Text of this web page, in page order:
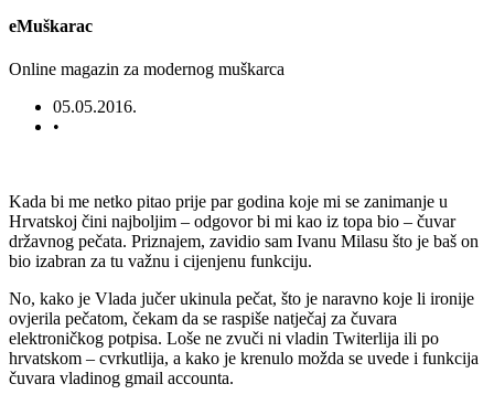
eMuškarac
Online magazin za modernog muškarca
05.05.2016.
•
Kada bi me netko pitao prije par godina koje mi se zanimanje u
Hrvatskoj čini najboljim – odgovor bi mi kao iz topa bio – čuvar
državnog pečata. Priznajem, zavidio sam Ivanu Milasu što je baš on
bio izabran za tu važnu i cijenjenu funkciju.
No, kako je Vlada jučer ukinula pečat, što je naravno koje li ironije
ovjerila pečatom, čekam da se raspiše natječaj za čuvara
elektroničkog potpisa. Loše ne zvuči ni vladin Twiterlija ili po
hrvatskom – cvrkutlija, a kako je krenulo možda se uvede i funkcija
čuvara vladinog gmail accounta.